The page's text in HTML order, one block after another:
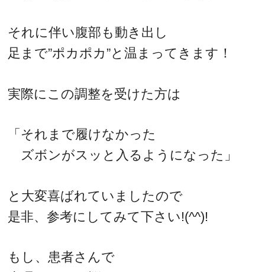
それに伴い腹部も動き出し
足まで”ポカポカ”と温まってきます！
実際にこの調整を受けた方は
「それまで履けなかった
ズボンがスッと入るようになった」
と大変喜ばれていましたので
是非、参考にしてみて下さい!(^^)!
もし、患者さんで